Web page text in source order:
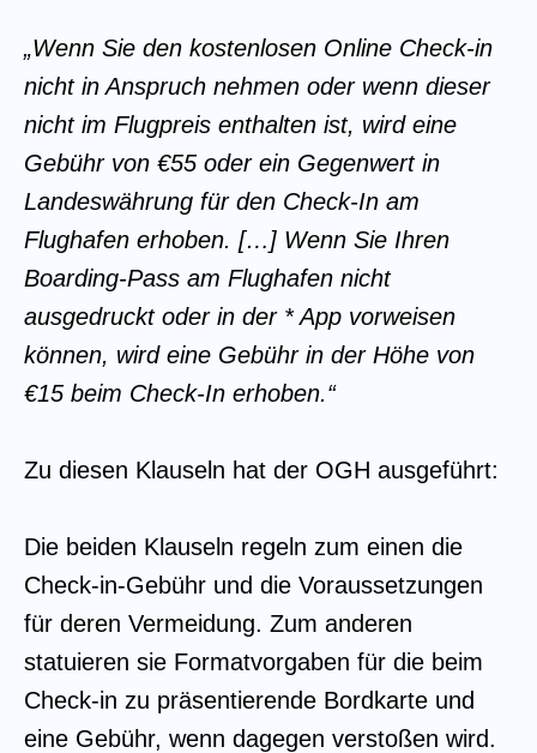
„Wenn Sie den kostenlosen Online Check-in
nicht in Anspruch nehmen oder wenn dieser
nicht im Flugpreis enthalten ist, wird eine
Gebühr von €55 oder ein Gegenwert in
Landeswährung für den Check-In am
Flughafen erhoben. […] Wenn Sie Ihren
Boarding-Pass am Flughafen nicht
ausgedruckt oder in der * App vorweisen
können, wird eine Gebühr in der Höhe von
€15 beim Check-In erhoben.“
Zu diesen Klauseln hat der OGH ausgeführt:
Die beiden Klauseln regeln zum einen die
Check-in-Gebühr und die Voraussetzungen
für deren Vermeidung. Zum anderen
statuieren sie Formatvorgaben für die beim
Check-in zu präsentierende Bordkarte und
eine Gebühr, wenn dagegen verstoßen wird.